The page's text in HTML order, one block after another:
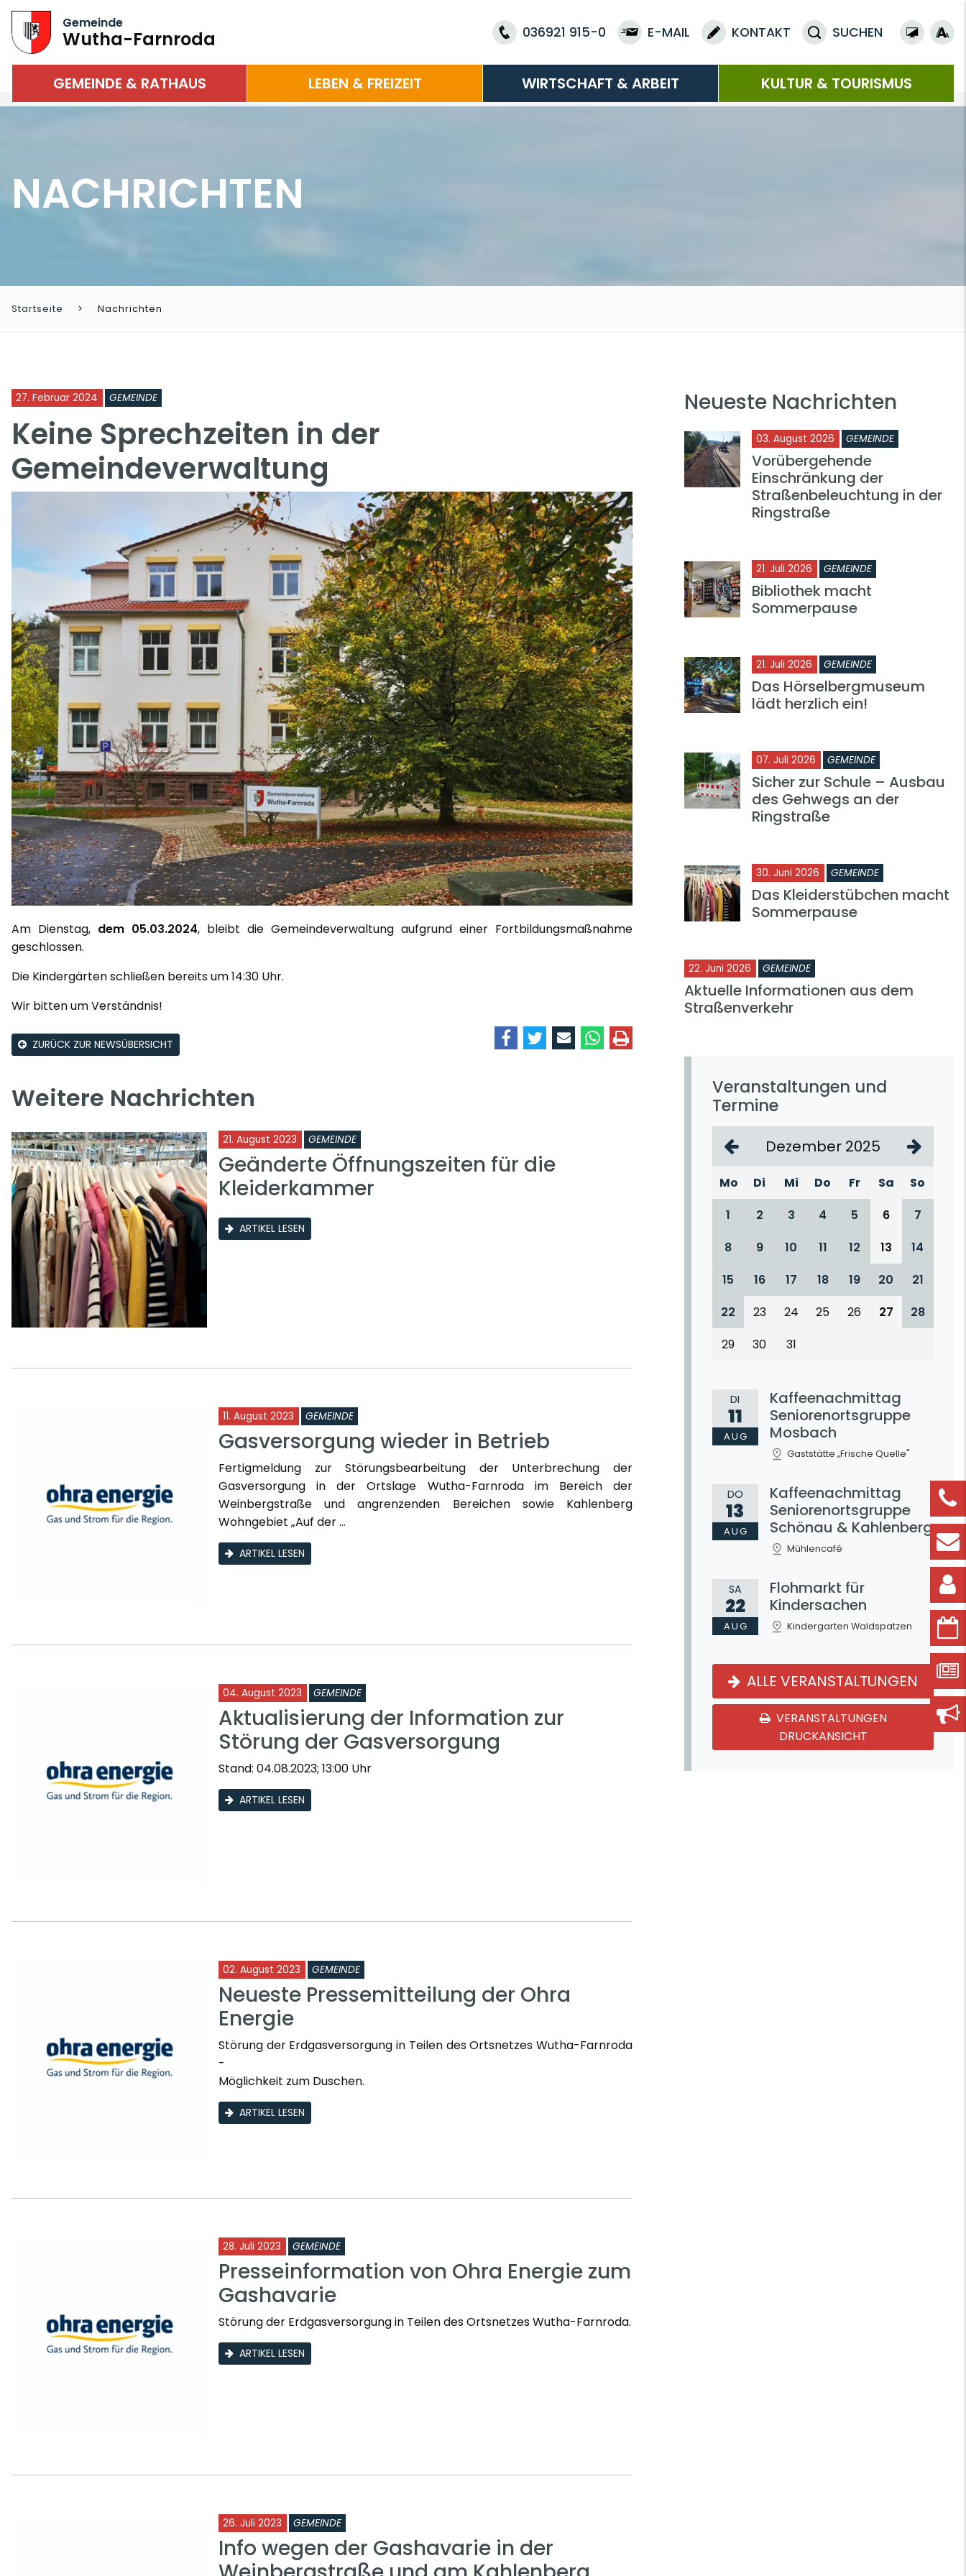
Gemeinde
Wutha-Farnroda 036921 915-0 E-MAIL KONTAKT SUCHEN
GEMEINDE & RATHAUS LEBEN & FREIZEIT WIRTSCHAFT & ARBEIT KULTUR & TOURISMUS
NACHRICHTEN
Startseite Nachrichten
27. Februar 2024 GEMEINDE
Keine Sprechzeiten in der
Gemeindeverwaltung
Am Dienstag, dem 05.03.2024, bleibt die Gemeindeverwaltung aufgrund einer Fortbildungsmaßnahme
geschlossen.
Die Kindergärten schließen bereits um 14:30 Uhr.
Wir bitten um Verständnis!
ZURÜCK ZUR NEWSÜBERSICHT
Weitere Nachrichten
21. August 2023 GEMEINDE
Geänderte Öffnungszeiten für die
Kleiderkammer
ARTIKEL LESEN
11. August 2023 GEMEINDE
Gasversorgung wieder in Betrieb
Fertigmeldung zur Störungsbearbeitung der Unterbrechung der
Gasversorgung in der Ortslage Wutha-Farnroda im Bereich der
Weinbergstraße und angrenzenden Bereichen sowie Kahlenberg
Wohngebiet „Auf der ...
ARTIKEL LESEN
04. August 2023 GEMEINDE
Aktualisierung der Information zur
Störung der Gasversorgung
Stand: 04.08.2023; 13:00 Uhr
ARTIKEL LESEN
02. August 2023 GEMEINDE
Neueste Pressemitteilung der Ohra
Energie
Störung der Erdgasversorgung in Teilen des Ortsnetzes Wutha-Farnroda
-
Möglichkeit zum Duschen.
ARTIKEL LESEN
28. Juli 2023 GEMEINDE
Presseinformation von Ohra Energie zum
Gashavarie
Störung der Erdgasversorgung in Teilen des Ortsnetzes Wutha-Farnroda.
ARTIKEL LESEN
26. Juli 2023 GEMEINDE
Info wegen der Gashavarie in der
Neueste Nachrichten
03. August 2026 GEMEINDE
Vorübergehende
Einschränkung der
Straßenbeleuchtung in der
Ringstraße
21. Juli 2026 GEMEINDE
Bibliothek macht
Sommerpause
21. Juli 2026 GEMEINDE
Das Hörselbergmuseum
lädt herzlich ein!
07. Juli 2026 GEMEINDE
Sicher zur Schule – Ausbau
des Gehwegs an der
Ringstraße
30. Juni 2026 GEMEINDE
Das Kleiderstübchen macht
Sommerpause
22. Juni 2026 GEMEINDE
Aktuelle Informationen aus dem
Straßenverkehr
Veranstaltungen und
Termine
Dezember 2025
Mo Di Mi Do Fr Sa
So
1
2 3 4 5 6
7
8
9 10 11 12 13
14
15
16 17 18 19 20
21
22
23 24 25 26 27
28
29
30 31
DI
11
AUG
Kaffeenachmittag
Seniorenortsgruppe
Mosbach
Gaststätte „Frische Quelle"
DO
13
AUG
Kaffeenachmittag
Seniorenortsgruppe
Schönau & Kahlenberg
Mühlencafé
SA
22
AUG
Flohmarkt für
Kindersachen
Kindergarten Waldspatzen
ALLE VERANSTALTUNGEN
VERANSTALTUNGEN
DRUCKANSICHT